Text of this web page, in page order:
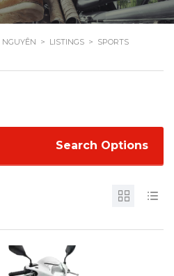
> LISTINGS > SPORTS
Search Options